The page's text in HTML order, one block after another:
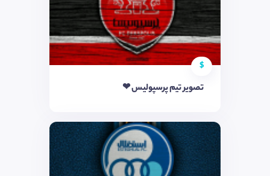
$
تصویر تیم پرسپولیس ❤